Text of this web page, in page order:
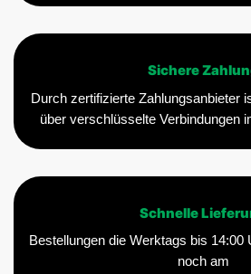
Sichere
Durch zertifizierte Zahlungsanbieter
über verschlüsselte Verbindungen
Schnelle
Bestellungen die Werktags bis 14:00
noch am